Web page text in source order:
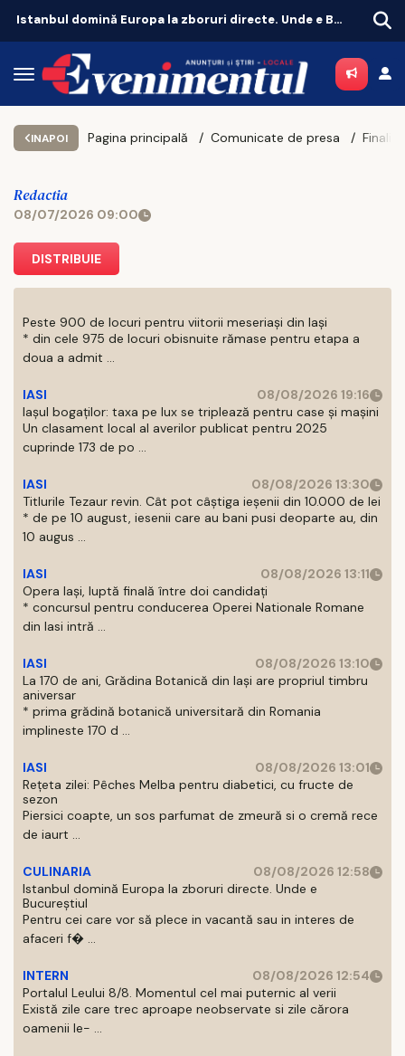
Istanbul domină Europa la zboruri directe. Unde e Bucureștiul „Vă
INAPOI Pagina principală Comunicate de presa
Redactia
08/07/2026 09:00
DISTRIBUIE
Peste 900 de locuri pentru viitorii meseriași din Iași
* din cele 975 de locuri obisnuite rămase pentru etapa a
doua a admit ...
IASI
08/08/2026 19:16
Iașul bogaților: taxa pe lux se triplează pentru case și mașini
Un clasament local al averilor publicat pentru 2025
cuprinde 173 de po ...
IASI
08/08/2026 13:30
Titlurile Tezaur revin. Cât pot câștiga ieșenii din 10.000 de lei
* de pe 10 august, iesenii care au bani pusi deoparte au, din
10 augus ...
IASI
08/08/2026 13:11
Opera Iași, luptă finală între doi candidați
* concursul pentru conducerea Operei Nationale Romane
din Iasi intră ...
IASI
08/08/2026 13:10
La 170 de ani, Grădina Botanică din Iași are propriul timbru
aniversar
* prima grădină botanică universitară din Romania
implineste 170 d ...
IASI
08/08/2026 13:01
Rețeta zilei: Pêches Melba pentru diabetici, cu fructe de
sezon
Piersici coapte, un sos parfumat de zmeură si o cremă rece
de iaurt ...
CULINARIA
08/08/2026 12:58
Istanbul domină Europa la zboruri directe. Unde e
Bucureștiul
Pentru cei care vor să plece in vacantă sau in interes de
afaceri f� ...
INTERN
08/08/2026 12:54
Portalul Leului 8/8. Momentul cel mai puternic al verii
Există zile care trec aproape neobservate si zile cărora
oamenii le- ...